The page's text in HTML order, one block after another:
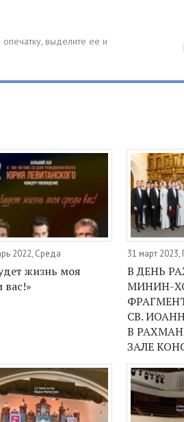
2022, Среда
жизнь моя
вас!»
31 март 2023,
В ДЕНЬ
МИНИН-
СВ.
В
ЗАЛЕ